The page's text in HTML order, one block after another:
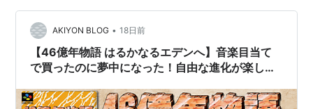
リスト::出版社
AKIYON BLOG • 18日前
【46億年物語 はるかなるエデンへ】音楽目当て
で買ったのに夢中になった！自由な進化が楽しい